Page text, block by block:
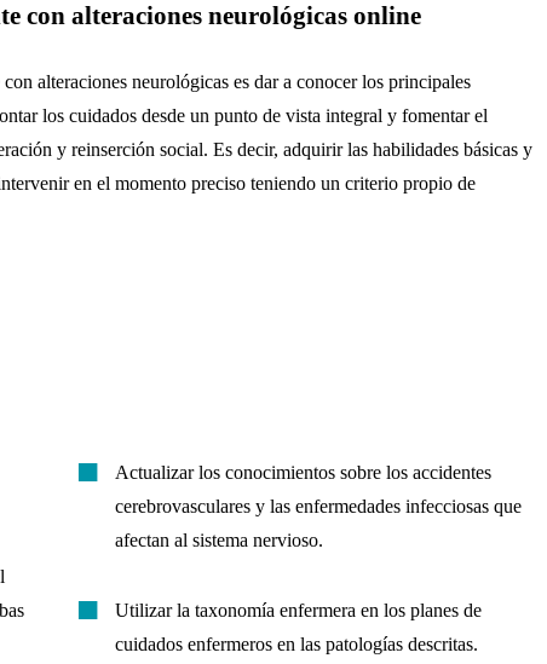
con alteraciones neurológicas online
alteraciones neurológicas es dar a conocer los principales
los cuidados desde un punto de vista integral y fomentar el
y reinserción social. Es decir, adquirir las habilidades básicas y
en el momento preciso teniendo un criterio propio de
Actualizar los conocimientos sobre los accidentes
cerebrovasculares y las enfermedades infecciosas que
afectan al sistema nervioso.
Utilizar la taxonomía enfermera en los planes de
cuidados enfermeros en las patologías descritas.